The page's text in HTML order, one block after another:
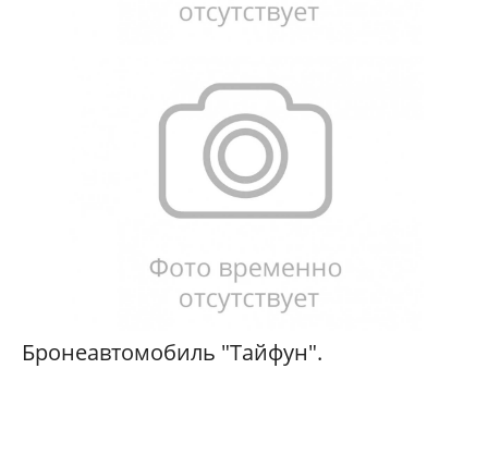
Бронеавтомобиль "Тайфун".